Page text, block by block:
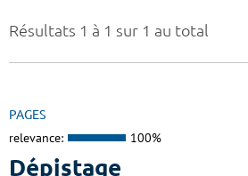
Résultats 1 à 1 sur 1 au total
PAGES
relevance: 100%
Dépistage